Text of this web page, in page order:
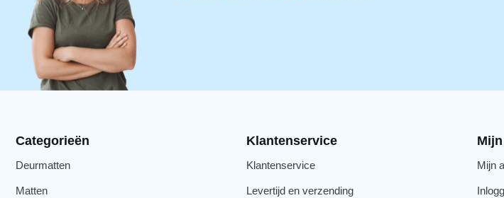
Categorieën
Deurmatten
Matten
Klantenservice
Klantenservice
Levertijd en verzending
Mijn